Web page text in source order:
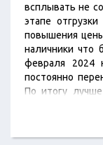
всплывать не
этапе
повышения
наличники что
февраля 2024
постоянно
По итогу